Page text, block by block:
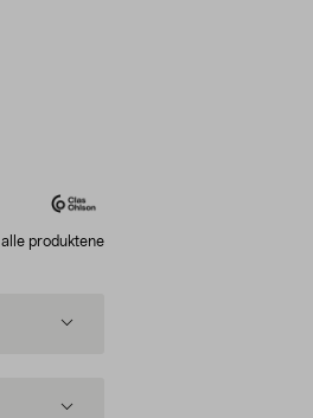
alle produktene